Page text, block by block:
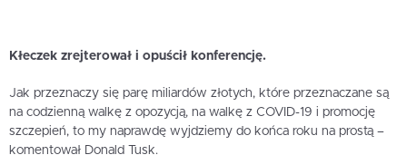
Kłeczek zrejterował i opuścił konferencję.
Jak przeznaczy się parę miliardów złotych, które przeznaczane są
na codzienną walkę z opozycją, na walkę z COVID-19 i promocję
szczepień, to my naprawdę wyjdziemy do końca roku na prostą –
komentował Donald Tusk.